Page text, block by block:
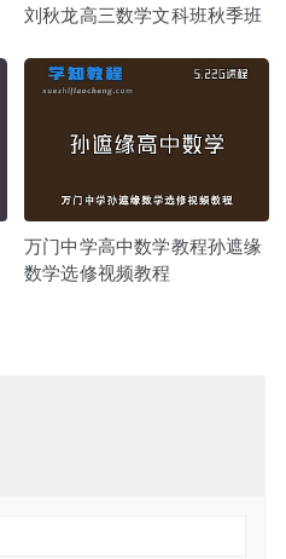
刘秋龙高三数学文科班秋季班
万门中学高中数学教程孙遮缘
数学选修视频教程